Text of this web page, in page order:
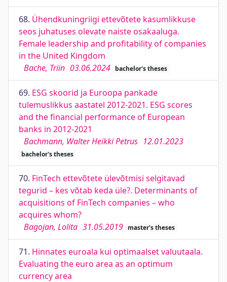
68. Ühendkuningriigi ettevõtete kasumlikkuse
seos juhatuses olevate naiste osakaaluga.
Female leadership and profitability of companies
in the United Kingdom
Bache, Triin 03.06.2024 bachelor's theses
69. ESG skoorid ja Euroopa pankade
tulemuslikkus aastatel 2012-2021. ESG scores
and the financial performance of European
banks in 2012-2021
Bachmann, Walter Heikki Petrus 12.01.2023
bachelor's theses
70. FinTech ettevõtete ülevõtmisi selgitavad
tegurid – kes võtab keda üle?. Determinants of
acquisitions of FinTech companies – who
acquires whom?
Bagojan, Lolita 31.05.2019 master's theses
71. Hinnates euroala kui optimaalset valuutaala.
Evaluating the euro area as an optimum
currency area